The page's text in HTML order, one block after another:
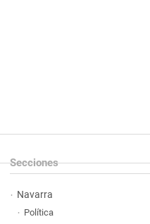
Secciones
Navarra
Política